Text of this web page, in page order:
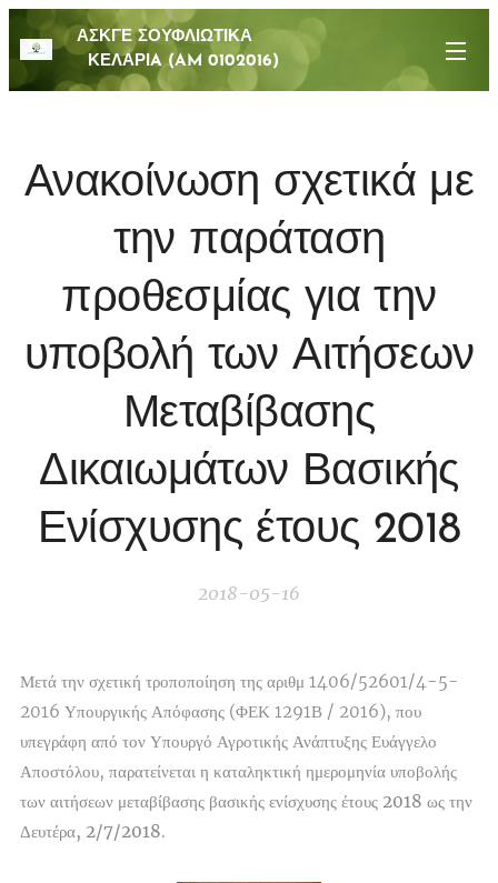
ΑΣΚΓΕ ΣΟΥΦΛΙΩΤΙΚΑ
ΚΕΛΑΡΙA (AM 0102016)
Ανακοίνωση σχετικά με
την παράταση
προθεσμίας για την
υποβολή των Αιτήσεων
Μεταβίβασης
Δικαιωμάτων Βασικής
Ενίσχυσης έτους 2018
2018-05-16
Μετά την σχετική τροποποίηση της αριθμ 1406/52601/4-5-
2016 Υπουργικής Απόφασης (ΦΕΚ 1291Β / 2016), που
υπεγράφη από τον Υπουργό Αγροτικής Ανάπτυξης Ευάγγελο
Αποστόλου, παρατείνεται η καταληκτική ημερομηνία υποβολής
των αιτήσεων μεταβίβασης βασικής ενίσχυσης έτους 2018 ως την
Δευτέρα, 2/7/2018.